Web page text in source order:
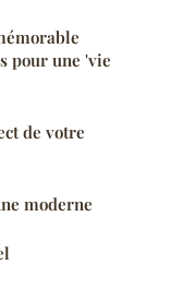
pour une 'vie
de votre
moderne